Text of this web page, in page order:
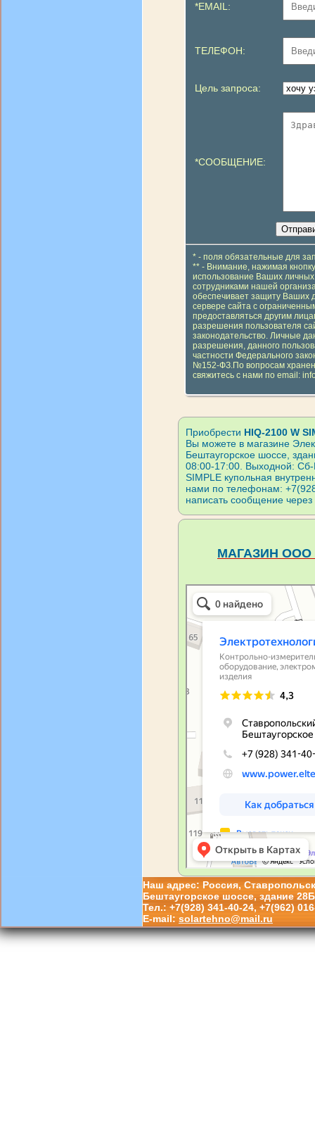
*EMAIL:
ТЕЛЕФОН:
Цель запроса:
*СООБЩЕНИЕ:
* - поля обязательные для
** - Внимание, нажимая
использование Ваших
сотрудниками нашей
обеспечивает защиту Ваших
сервере сайта с
предоставляться другим
разрешения пользователя
законодательство. Личные
разрешения, данного
частности Федерального
№152-ФЗ.По вопросам
свяжитесь с нами по email:
Приобрести HIQ-2100 W
Вы можете в магазине
Бештаугорское шоссе,
08:00-17:00. Выходной: Сб-
SIMPLE купольная
нами по телефонам:
написать сообщение через
МАГАЗИН ООО
Наш адрес: Россия,
Бештаугорское шоссе, здание
Тел.: +7(928) 341-40-24, +7(962)
E-mail:solartehno@mail.ru